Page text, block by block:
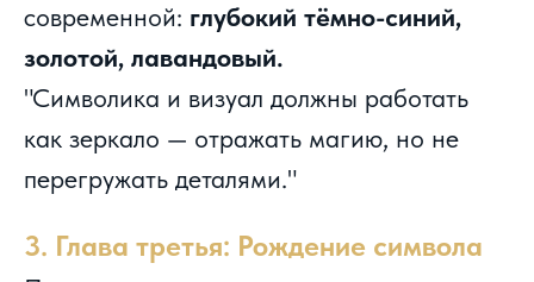
современной: глубокий тёмно-синий,
золотой, лавандовый.
"Символика и визуал должны работать
как зеркало — отражать магию, но не
перегружать деталями."
3. Глава третья: Рождение символа